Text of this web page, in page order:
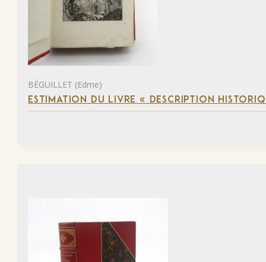
BÉGUILLET (Edme)
ESTIMATION DU LIVRE « DESCRIPTION